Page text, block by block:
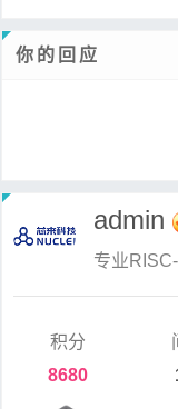
你的回应
admin
专业
积分
8680